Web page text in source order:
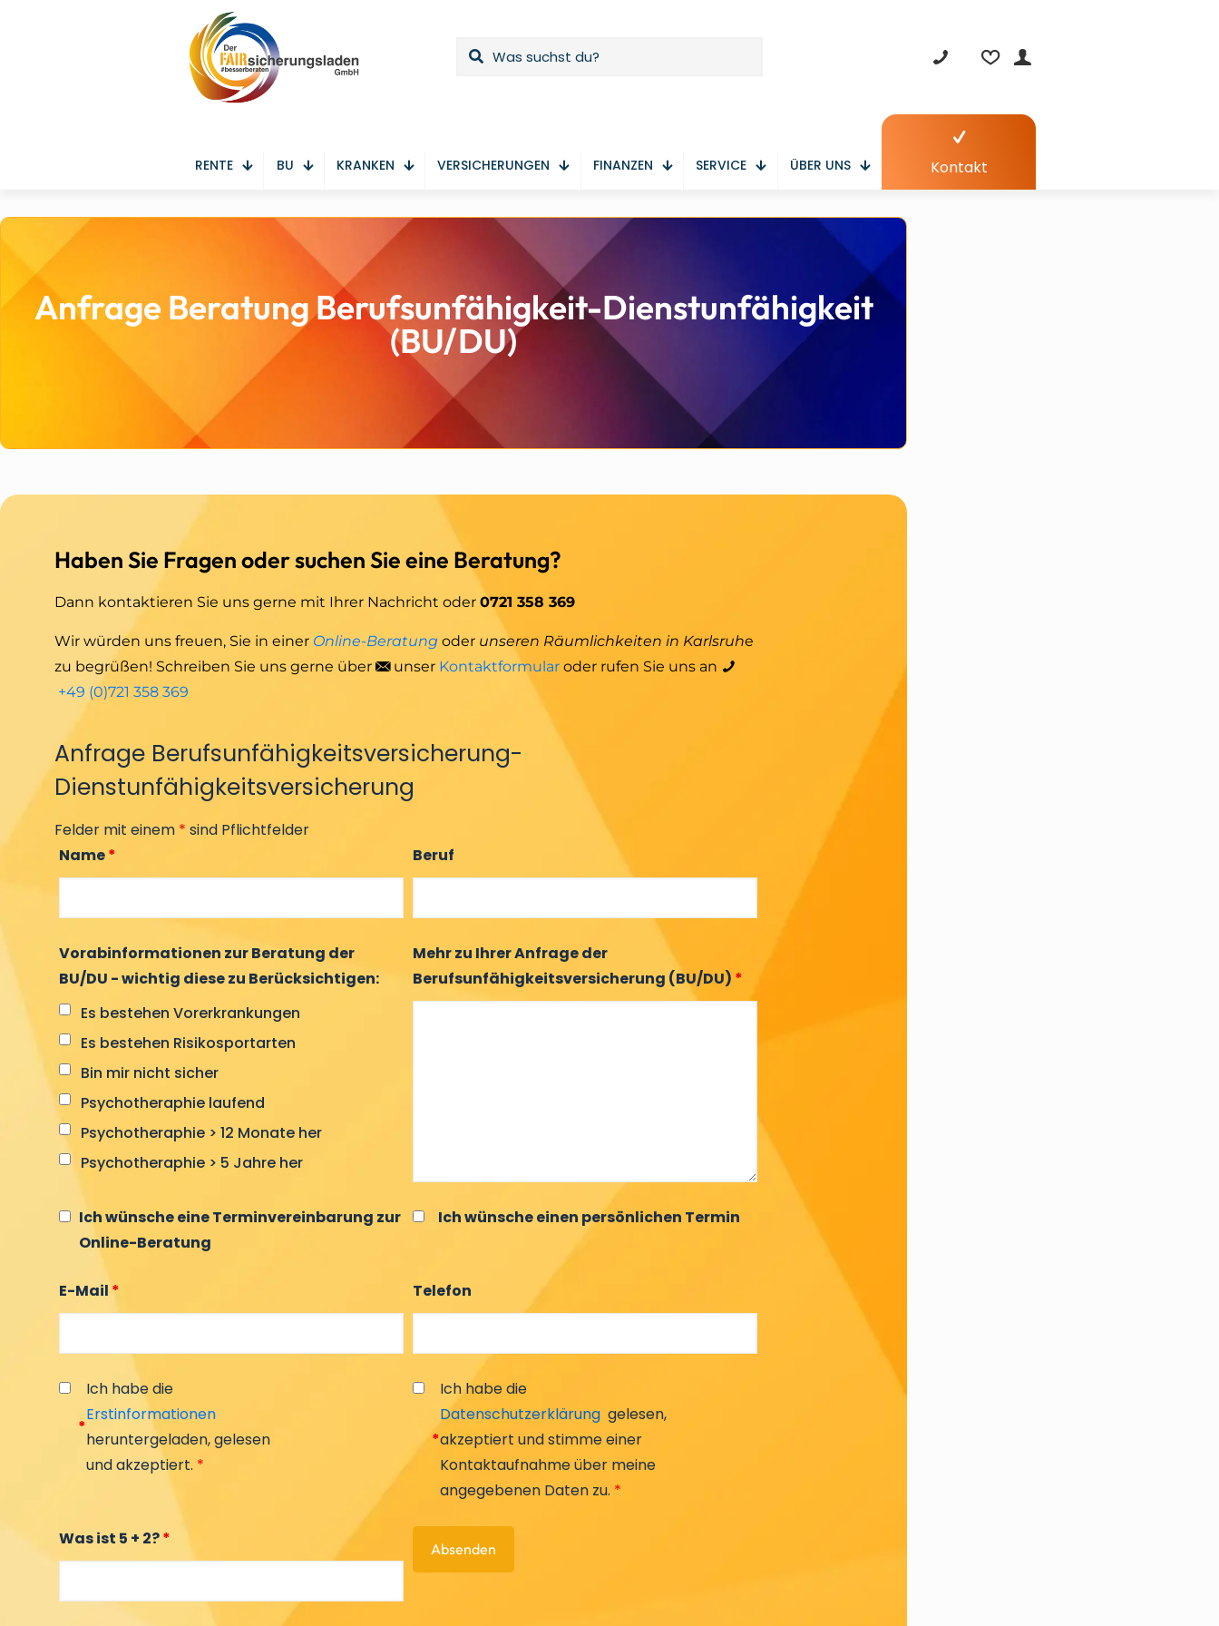
RENTE BU KRANKEN VERSICHERUNGEN FINANZEN SERVICE ÜBER UNS Kontakt
Anfrage Beratung Berufsunfähigkeit-Dienstunfähigkeit
(BU/DU)
Haben Sie Fragen oder suchen Sie eine Beratung?
Dann kontaktieren Sie uns gerne mit Ihrer Nachricht oder 0721 358 369
Wir würden uns freuen, Sie in einer Online-Beratung oder unseren Räumlichkeiten in Karlsruhe
zu begrüßen! Schreiben Sie uns gerne über
unser Kontaktformular oder rufen Sie uns an
+49 (0)721 358 369
Anfrage Berufsunfähigkeitsversicherung-
Dienstunfähigkeitsversicherung
Felder mit einem * sind Pflichtfelder
Name*
Vorabinformationen zur Beratung der
BU/DU - wichtig diese zu Berücksichtigen:
Es bestehen Vorerkrankungen
Es bestehen Risikosportarten
Bin mir nicht sicher
Psychotheraphie laufend
Psychotheraphie > 12 Monate her
Psychotheraphie > 5 Jahre her
Beruf
Mehr zu Ihrer Anfrage der
Berufsunfähigkeitsversicherung (BU/DU) *
Ich wünsche eine Terminvereinbarung zur
Online-Beratung
Ich wünsche einen persönlichen Termin
E-Mail* Telefon
*
Ich habe die
Erstinformationen
heruntergeladen, gelesen
und akzeptiert. *
*
Ich habe die
Datenschutzerklärunggelesen,
akzeptiert und stimme einer
Kontaktaufnahme über meine
angegebenen Daten zu. *
Was ist 5 + 2?*